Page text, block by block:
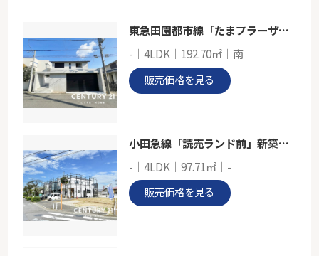
-
78.66㎡
東急田園都市線「たまプラーザ」中古戸建
-｜4LDK｜192.70㎡｜南
販売価格を見る
小田急線「読売ランド前」新築戸建て
-｜4LDK｜97.71㎡｜-
販売価格を見る